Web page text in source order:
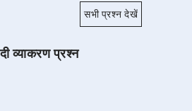
सभी प्रश्न देखें
व्याकरण प्रश्न